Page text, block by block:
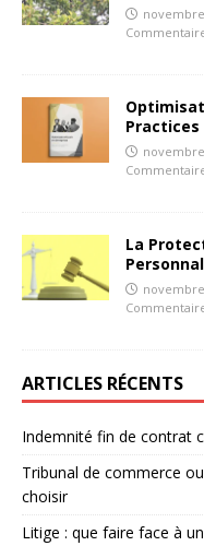
Practices
La
ARTICLES RÉCENTS
Indemnité fin de contrat
Tribunal de commerce
choisir
Litige : que faire face à